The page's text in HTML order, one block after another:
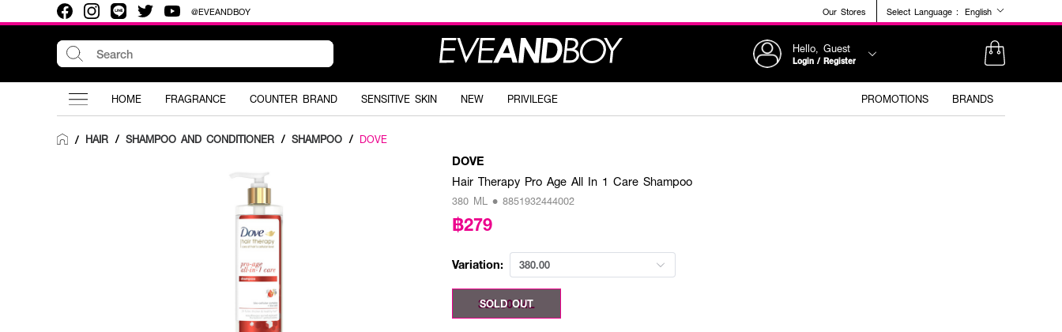
@EVEANDBOY Our Stores Select Language : English
Hello, Guest
Login / Register
HOME FRAGRANCE COUNTER BRAND SENSITIVE SKIN NEW PRIVILEGE PROMOTIONS BRANDS
/ HAIR / SHAMPOO AND CONDITIONER / SHAMPOO / DOVE
DOVE
Hair Therapy Pro Age All In 1 Care Shampoo
380 ML • 8851932444002
฿279
Variation: 380.00
380.00 ML
SOLD OUT